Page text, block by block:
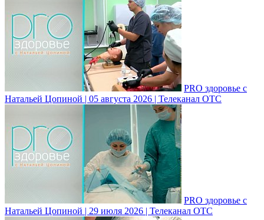
PRO здоровье с
Натальей Цопиной | 05 августа 2026 | Телеканал ОТС
PRO здоровье с
Натальей Цопиной | 29 июля 2026 | Телеканал ОТС